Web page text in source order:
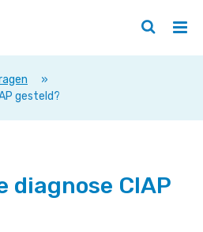
/
Zoeken
/
»
gesteld?
diagnose CIAP